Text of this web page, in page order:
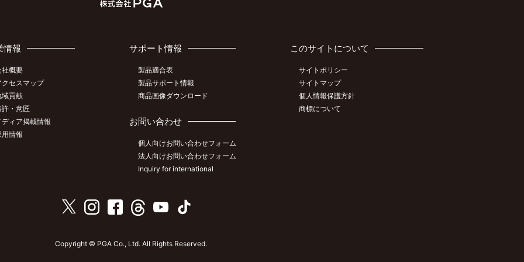
情報
社概要
クセスマップ
域貢献
許・意匠
ディア掲載情報
用情報
サポート情報
製品適合表
製品サポート情報
商品画像ダウンロード
お問い合わせ
個人向けお問い合わせフォーム
法人向けお問い合わせフォーム
Inquiry for international
このサイトについて
サイトポリシー
サイトマップ
個人情報保護方針
商標について
Copyright © PGA Co., Ltd. All Rights Reserved.